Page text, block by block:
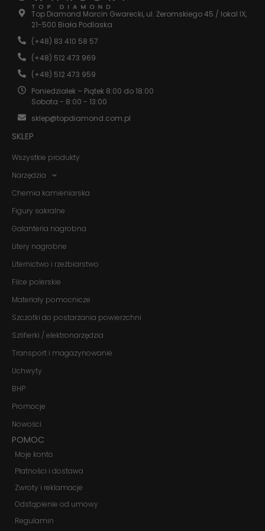
Top Diamond Marcin Gwarecki, ul. Żeromskiego 45 / lokal IX,
21-500 Biała Podlaska
(+48) 83 410 58 57
(+48) 512 473 969
(+48) 512 473 959
Poniedziałek – Piątek 8:00 do 18:00
Sobota - 8:00 - 13:00
sklep@topdiamond.com.pl
SKLEP
Wszystkie produkty
Narzędzia
Chemia kamieniarska
Figury sakralne
Galanteria nagrobna
Litery nagrobne
Liternictwo i rzeźbiarstwo
Filce polerskie
Materiały pomocnicze
Szczotki do postarzania powierzchni
Szlifierki / elektronarzędzia
Transport i magazynowanie
Uchwyty
BHP
Promocje
Nowości
POMOC
Moje konto
Płatności i dostawa
Zwroty i reklamacje
Odstąpienie od umowy
Regulamin